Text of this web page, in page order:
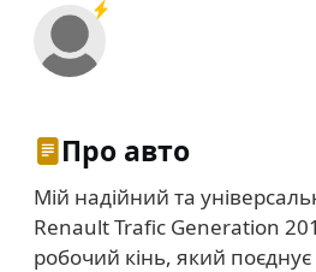
Про авто
Мій надійний та
Renault Trafic Generation
робочий кінь, який